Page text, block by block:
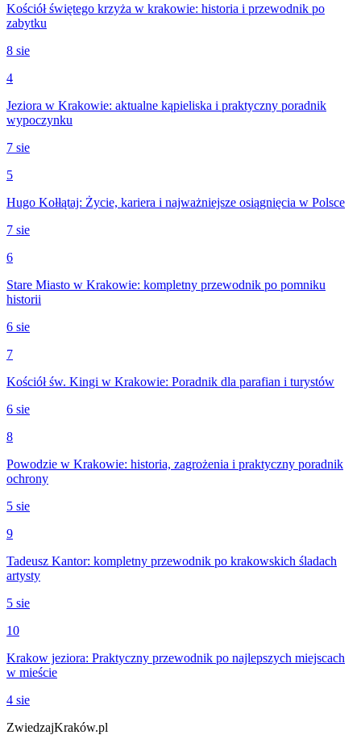
Kościół świętego krzyża w krakowie: historia i przewodnik po
zabytku
8 sie
4
Jeziora w Krakowie: aktualne kąpieliska i praktyczny poradnik
wypoczynku
7 sie
5
Hugo Kołłątaj: Życie, kariera i najważniejsze osiągnięcia w Polsce
7 sie
6
Stare Miasto w Krakowie: kompletny przewodnik po pomniku
historii
6 sie
7
Kościół św. Kingi w Krakowie: Poradnik dla parafian i turystów
6 sie
8
Powodzie w Krakowie: historia, zagrożenia i praktyczny poradnik
ochrony
5 sie
9
Tadeusz Kantor: kompletny przewodnik po krakowskich śladach
artysty
5 sie
10
Krakow jeziora: Praktyczny przewodnik po najlepszych miejscach
w mieście
4 sie
ZwiedzajKraków.pl